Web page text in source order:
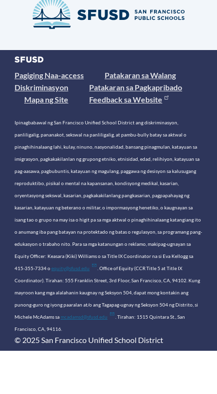
Pagiging Naa-access
Patakaran sa Walang
Diskriminasyon
Patakaran sa Pagkapribado
Mapa ng Site
Feedback sa Website
Ipinagbabawal ng San Francisco Unified School District ang diskriminasyon,
panliligalig, pananakot, sekswal na panliligalig, at pambu-bully batay sa aktwal o
pinaghihinalaang lahi, kulay, ninuno, nasyonalidad, bansang pinagmulan, katayuan sa
imigrasyon, pagkakakilanlan ng grupong etniko, etnisidad, edad, relihiyon, katayuan sa
pag-aasawa, pagbubuntis, katayuan ng magulang, paggawa ng desisyon sa kalusugang
reproduktibo, pisikal o mental na kapansanan, kondisyong medikal, kasarian,
oryentasyong sekswal, kasarian, pagkakakilanlang pangkasarian, pagpapahayag ng
kasarian, katayuan ng beterano o militar, o impormasyong henetiko, o kaugnayan sa
isang tao o grupo na may isa o higit pa sa mga aktwal o pinaghihinalaang katangiang ito
o anumang iba pang batayan na protektado ng batas o regulasyon, sa programang pang-
edukasyon o trabaho nito. Para sa mga katanungan o reklamo, makipag-ugnayan sa
Equity Officer: Keasara (Kiki) Williams o sa Title IX Coordinator na si Eva Kellogg sa
415-355-7334 oequity@sfusd.edu . Office of Equity (CCR Title 5 at Title IX
Coordinator). Tirahan: 555 Franklin Street, 3rd Floor, San Francisco, CA, 94102. Kung
mayroon kang mga alalahanin kaugnay ng Seksyon 504, dapat mong kontakin ang
punong-guro ng iyong paaralan at/o ang Tagapag-ugnay ng Seksyon 504 ng Distrito, si
Michele McAdams sa mcadamsd@sfusd.edu . Tirahan: 1515 Quintara St., San
Francisco, CA, 94116.
© 2025 San Francisco Unified School District